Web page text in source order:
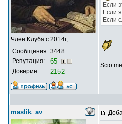
Член Клуба с 2014г,
Сообщения: 3448
Репутация:
65
Доверие: 2152
Если
Если
Если
Scio
maslik_av